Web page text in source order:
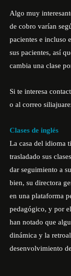
Algo muy
de cobro varían
pacientes e incluso
sus pacientes, así
cambia una clase
Si te interesa
o al correo
Clases de inglés
La casa del idioma
trasladado sus
dar seguimiento a
bien, su directora
en una plataforma
pedagógico, y por
han notado que
dinámica y la
desenvolvimiento